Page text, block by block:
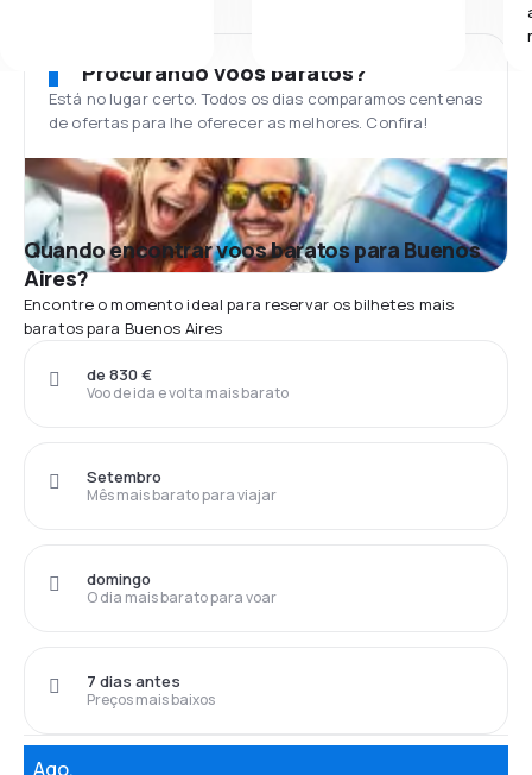
Procurando voos baratos?
Está no lugar certo. Todos os dias comparamos centenas
de ofertas para lhe oferecer as melhores. Confira!
Quando encontrar voos baratos para Buenos
Aires?
Encontre o momento ideal para reservar os bilhetes mais
baratos para Buenos Aires
Voo de ida e volta mais barato
de 830 €
Mês mais barato para viajar
Setembro
O dia mais barato para voar
domingo
Preços mais baixos
7 dias antes
Ago.